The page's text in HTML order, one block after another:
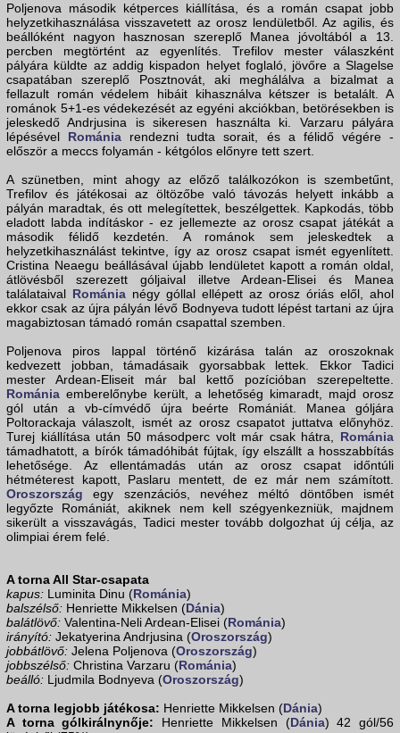
Poljenova második kétperces kiállítása, és a román csapat jobb
helyzetkihasználása visszavetett az orosz lendületből. Az agilis, és
beállóként nagyon hasznosan szereplő Manea jóvoltából a 13.
percben megtörtént az egyenlítés. Trefilov mester válaszként
pályára küldte az addig kispadon helyet foglaló, jövőre a Slagelse
csapatában szereplő Posztnovát, aki meghálálva a bizalmat a
fellazult román védelem hibáit kihasználva kétszer is betalált. A
románok 5+1-es védekezését az egyéni akciókban, betörésekben is
jeleskedő Andrjusina is sikeresen használta ki. Varzaru pályára
lépésével Románia rendezni tudta sorait, és a félidő végére -
először a meccs folyamán - kétgólos előnyre tett szert.
A szünetben, mint ahogy az előző találkozókon is szembetűnt,
Trefilov és játékosai az öltözőbe való távozás helyett inkább a
pályán maradtak, és ott melegítettek, beszélgettek. Kapkodás, több
eladott labda indításkor - ez jellemezte az orosz csapat játékát a
második félidő kezdetén. A románok sem jeleskedtek a
helyzetkihasználást tekintve, így az orosz csapat ismét egyenlített.
Cristina Neaegu beállásával újabb lendületet kapott a román oldal,
átlövésből szerezett góljaival illetve Ardean-Elisei és Manea
találataival Románia négy góllal ellépett az orosz óriás elől, ahol
ekkor csak az újra pályán lévő Bodnyeva tudott lépést tartani az újra
magabiztosan támadó román csapattal szemben.
Poljenova piros lappal történő kizárása talán az oroszoknak
kedvezett jobban, támadásaik gyorsabbak lettek. Ekkor Tadici
mester Ardean-Eliseit már bal kettő pozícióban szerepeltette.
Románia emberelőnybe került, a lehetőség kimaradt, majd orosz
gól után a vb-címvédő újra beérte Romániát. Manea góljára
Poltorackaja válaszolt, ismét az orosz csapatot juttatva előnyhöz.
Turej kiállítása után 50 másodperc volt már csak hátra, Románia
támadhatott, a bírók támadóhibát fújtak, így elszállt a hosszabbítás
lehetősége. Az ellentámadás után az orosz csapat időntúli
hétméterest kapott, Paslaru mentett, de ez már nem számított.
Oroszország egy szenzációs, nevéhez méltó döntőben ismét
legyőzte Romániát, akiknek nem kell szégyenkezniük, majdnem
sikerült a visszavágás, Tadici mester tovább dolgozhat új célja, az
olimpiai érem felé.
A torna All Star-csapata
kapus: Luminita Dinu (Románia)
balszélső: Henriette Mikkelsen (Dánia)
balátlövő: Valentina-Neli Ardean-Elisei (Románia)
irányító: Jekatyerina Andrjusina (Oroszország)
jobbátlövő: Jelena Poljenova (Oroszország)
jobbszélső: Christina Varzaru (Románia)
beálló: Ljudmila Bodnyeva (Oroszország)
A torna legjobb játékosa: Henriette Mikkelsen (Dánia)
A torna gólkirálnynője: Henriette Mikkelsen (Dánia) 42 gól/56